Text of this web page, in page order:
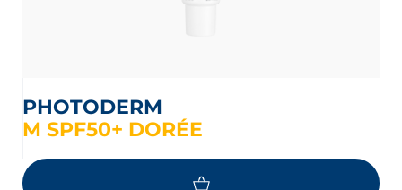
PHOTODERM
M SPF50+ DORÉE